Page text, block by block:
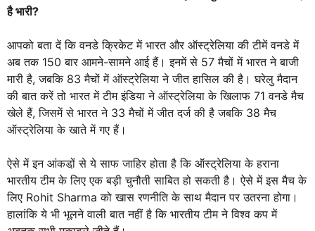
है भारी?
आपको बता दें कि वनडे क्रिकेट में भारत और ऑस्ट्रेलिया की टीमें वनडे में
अब तक 150 बार आमने-सामने आई हैं। इनमें से 57 मैचों में भारत ने बाजी
मारी है, जबकि 83 मैचों में ऑस्ट्रेलिया ने जीत हासिल की है। घरेलु मैदान
की बात करें तो भारत में टीम इंडिया ने ऑस्ट्रेलिया के खिलाफ 71 वनडे मैच
खेले हैं, जिसमें से भारत ने 33 मैचों में जीत दर्ज की है जबकि 38 मैच
ऑस्ट्रेलिया के खाते में गए हैं।
ऐसे में इन आंकडो़ं से ये साफ जाहिर होता है कि ऑस्ट्रेलिया के हराना
भारतीय टीम के लिए एक बड़ी चुनौती साबित हो सकती है। ऐसे में इस मैच के
लिए Rohit Sharma को खास रणनीति के साथ मैदान पर उतरना होगा।
हालांकि ये भी भूलने वाली बात नहीं है कि भारतीय टीम ने विश्व कप में